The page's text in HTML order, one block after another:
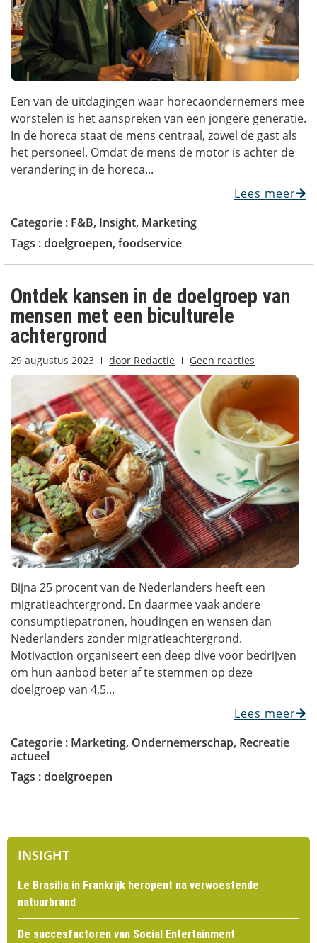
Een van de uitdagingen waar horecaondernemers mee
worstelen is het aanspreken van een jongere generatie.
In de horeca staat de mens centraal, zowel de gast als
het personeel. Omdat de mens de motor is achter de
verandering in de horeca...
Lees meer
Categorie : F&B, Insight, Marketing
Tags :doelgroepen, foodservice
Ontdek kansen in de doelgroep van
mensen met een biculturele
achtergrond
29 augustus 2023 door Redactie Geen reacties
Bijna 25 procent van de Nederlanders heeft een
migratieachtergrond. En daarmee vaak andere
consumptiepatronen, houdingen en wensen dan
Nederlanders zonder migratieachtergrond.
Motivaction organiseert een deep dive voor bedrijven
om hun aanbod beter af te stemmen op deze
doelgroep van 4,5...
Lees meer
Categorie : Marketing, Ondernemerschap, Recreatie
actueel
Tags :doelgroepen
INSIGHT
Le Brasilia in Frankrijk heropent na verwoestende
natuurbrand
De succesfactoren van Social Entertainment